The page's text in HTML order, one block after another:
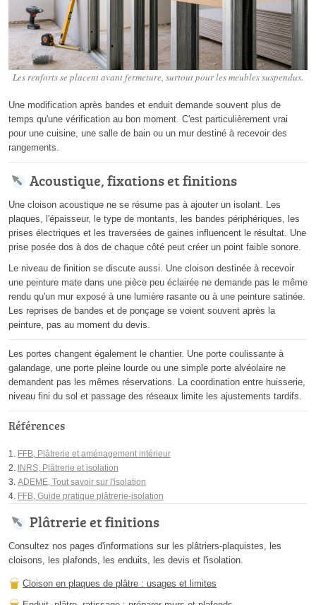
Les renforts se placent avant fermeture, surtout pour les meubles suspendus.
Une modification après bandes et enduit demande souvent plus de
temps qu'une vérification au bon moment. C'est particulièrement vrai
pour une cuisine, une salle de bain ou un mur destiné à recevoir des
rangements.
Acoustique, fixations et finitions
Une cloison acoustique ne se résume pas à ajouter un isolant. Les
plaques, l'épaisseur, le type de montants, les bandes périphériques, les
prises électriques et les traversées de gaines influencent le résultat. Une
prise posée dos à dos de chaque côté peut créer un point faible sonore.
Le niveau de finition se discute aussi. Une cloison destinée à recevoir
une peinture mate dans une pièce peu éclairée ne demande pas le même
rendu qu'un mur exposé à une lumière rasante ou à une peinture satinée.
Les reprises de bandes et de ponçage se voient souvent après la
peinture, pas au moment du devis.
Les portes changent également le chantier. Une porte coulissante à
galandage, une porte pleine lourde ou une simple porte alvéolaire ne
demandent pas les mêmes réservations. La coordination entre huisserie,
niveau fini du sol et passage des réseaux limite les ajustements tardifs.
Références
FFB, Plâtrerie et aménagement intérieur
INRS, Plâtrerie et isolation
ADEME, Tout savoir sur l'isolation
FFB, Guide pratique plâtrerie-isolation
Plâtrerie et finitions
Consultez nos pages d'informations sur les plâtriers-plaquistes, les
cloisons, les plafonds, les enduits, les devis et l'isolation.
Cloison en plaques de plâtre : usages et limites